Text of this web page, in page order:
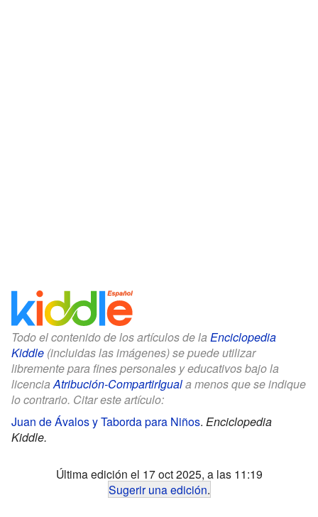
Todo el contenido de los artículos de la Enciclopedia
Kiddle (incluidas las imágenes) se puede utilizar
libremente para fines personales y educativos bajo la
licenciaAtribución-CompartirIguala menos que se indique
lo contrario. Citar este artículo:
Juan de Ávalos y Taborda para Niños. Enciclopedia
Kiddle.
Última edición el 17 oct 2025, a las 11:19
Sugerir una edición.